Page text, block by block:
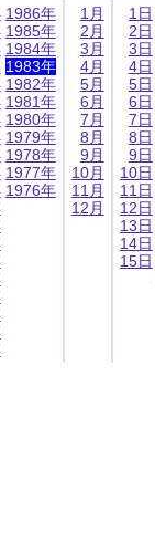
1986年
1985年
1984年
1983年
1982年
1981年
1980年
1979年
1978年
1977年
1976年
1月
2月
3月
4月
5月
6月
7月
8月
9月
10月
11月
12月
1日
2日
3日
4日
5日
6日
7日
8日
9日
10日
11日
12日
13日
14日
15日